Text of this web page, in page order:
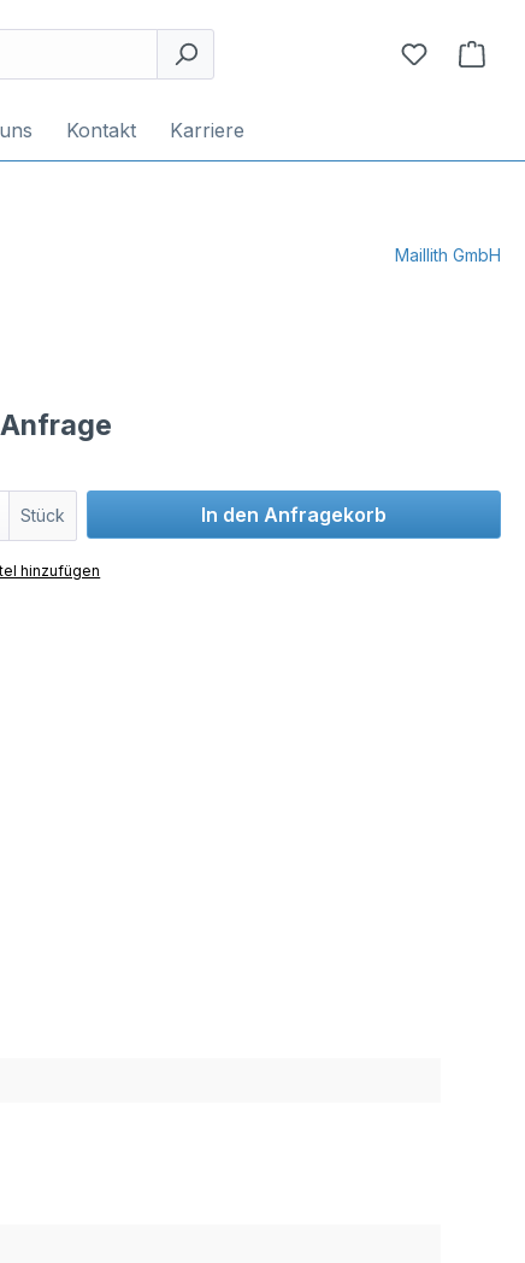
Kontakt Karriere
Maillith GmbH
Stück In den Anfragekorb
hinzufügen